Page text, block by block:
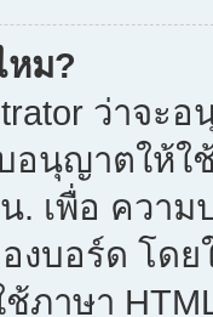
หม?
ว่าจะ
นุญาตให้ใ
น. เพื่อ ควา
งบอร์ด โด
ภาษา